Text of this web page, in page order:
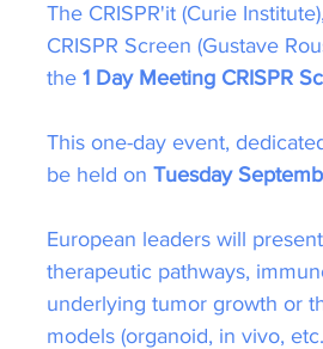
The CRISPR'it (Curie
CRISPR Screen (Gustave
the 1 Day Meeting CRISPR
This one-day event,
be held on Tuesday
European leaders will
therapeutic pathways,
underlying tumor growth or
models (organoid, in vivo,